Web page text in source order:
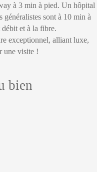
à 3 min à pied. Un hôpital
généralistes sont à 10 min à
et à la fibre.
exceptionnel, alliant luxe,
une visite !
bien